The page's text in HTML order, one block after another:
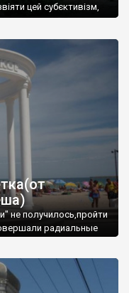
цей субєктивізм,
не получилось,пройти
радиальные